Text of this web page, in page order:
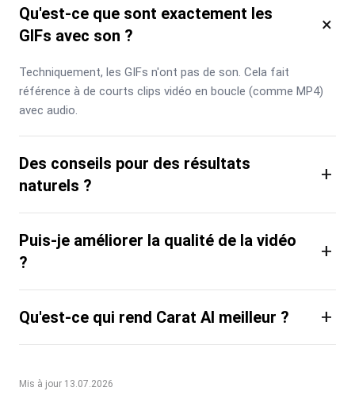
Qu'est-ce que sont exactement les
GIFs avec son ?
×
Techniquement, les GIFs n'ont pas de son. Cela fait
référence à de courts clips vidéo en boucle (comme MP4)
avec audio.
Des conseils pour des résultats
naturels ?
+
Puis-je améliorer la qualité de la vidéo
?
+
Qu'est-ce qui rend Carat AI meilleur ? +
Mis à jour 13.07.2026